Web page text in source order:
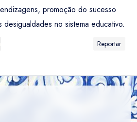
promoção do sucesso
no sistema educativo.
Reportar